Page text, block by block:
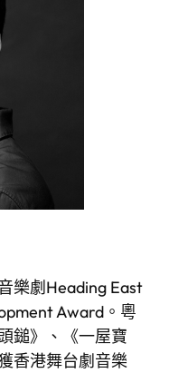
樂劇Heading East
Award。粵
鎚》、《一屋寶
香港舞台劇音樂